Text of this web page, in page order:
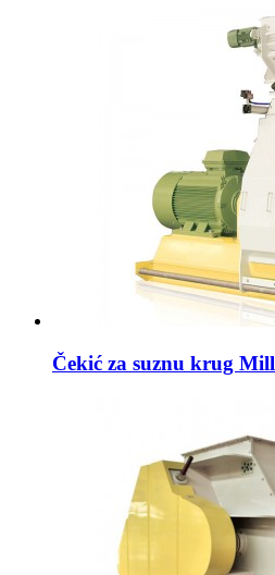
Čekić za suznu krug